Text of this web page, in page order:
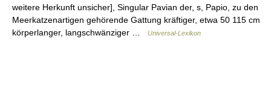
weitere Herkunft unsicher], Singular Pavian der, s, Papio, zu den
Meerkatzenartigen gehörende Gattung kräftiger, etwa 50 115 cm
körperlanger, langschwänziger …
Universal-Lexikon